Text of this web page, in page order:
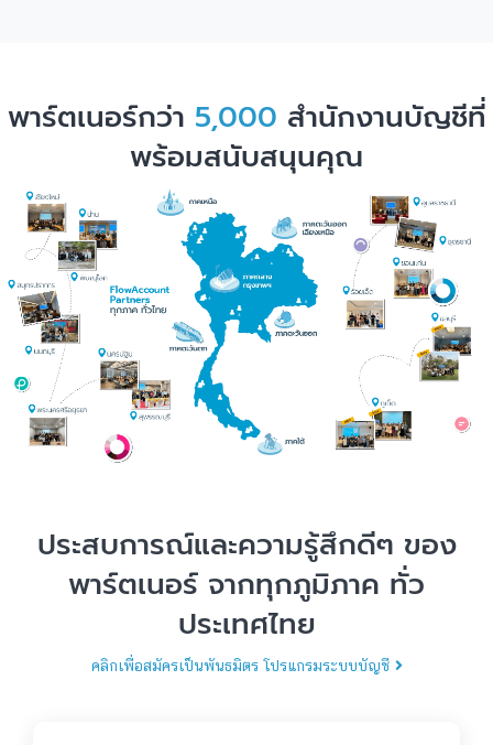
พาร์ตเนอร์กว่า 5,000 สำนักงานบัญชีที่
พร้อมสนับสนุนคุณ
ประสบการณ์และความรู้สึกดีๆ ของ
พาร์ตเนอร์ จากทุกภูมิภาค ทั่ว
ประเทศไทย
คลิกเพื่อสมัครเป็นพันธมิตร โปรแกรมระบบบัญชี